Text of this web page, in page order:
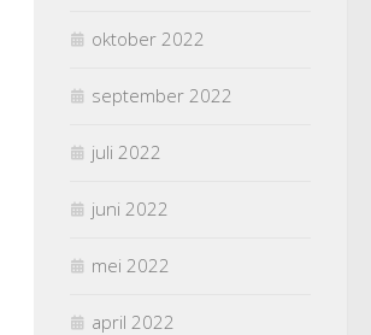
oktober 2022
september 2022
juli 2022
juni 2022
mei 2022
april 2022